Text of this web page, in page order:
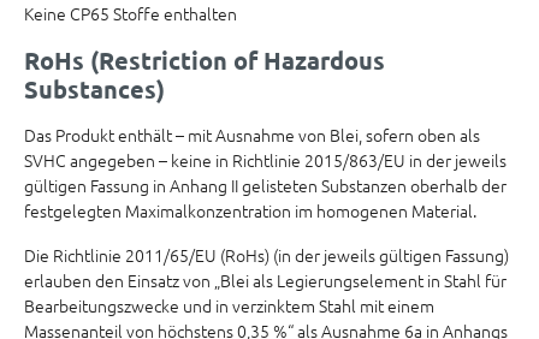
Keine CP65 Stoffe enthalten
RoHs (Restriction of Hazardous
Substances)
Das Produkt enthält – mit Ausnahme von Blei, sofern oben als
SVHC angegeben – keine in Richtlinie 2015/863/EU in der jeweils
gültigen Fassung in Anhang II gelisteten Substanzen oberhalb der
festgelegten Maximalkonzentration im homogenen Material.
Die Richtlinie 2011/65/EU (RoHs) (in der jeweils gültigen Fassung)
erlauben den Einsatz von „Blei als Legierungselement in Stahl für
Bearbeitungszwecke und in verzinktem Stahl mit einem
Massenanteil von höchstens 0,35 %“ als Ausnahme 6a in Anhangs